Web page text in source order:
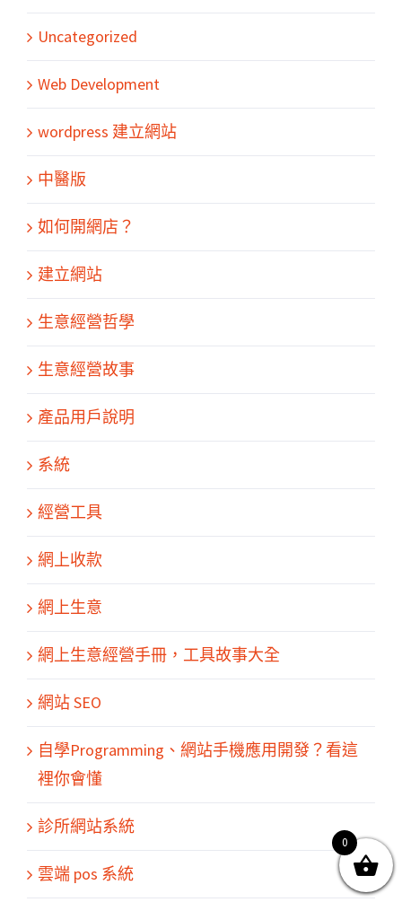
Uncategorized
Web Development
wordpress 建立網站
中醫版
如何開網店？
建立網站
生意經營哲學
生意經營故事
產品用戶說明
系統
經營工具
網上收款
網上生意
網上生意經營手冊，工具故事大全
網站 SEO
自學Programming、網站手機應用開發？看這
裡你會懂
診所網站系統
雲端 pos 系統
關於我們
2026 | All Rights Reserved by MARS tree 火星樹資訊科技
0